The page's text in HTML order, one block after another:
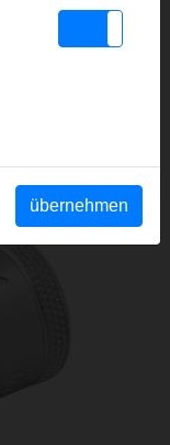
übernehmen